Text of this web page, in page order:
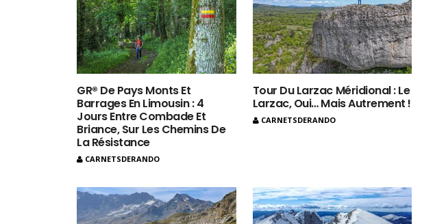
GR® De Pays Monts Et
Barrages En Limousin : 4
Jours Entre Combade Et
Briance, Sur Les Chemins De
La Résistance
CARNETSDERANDO
Tour Du Larzac Méridional : Le
Larzac, Oui… Mais Autrement !
CARNETSDERANDO